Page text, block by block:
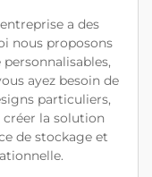
a des
nous proposons
ayez besoin de
particuliers,
la solution
de stockage et